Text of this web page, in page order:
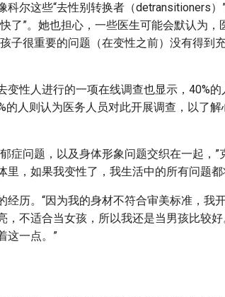
科尔这些“去性别转换者（detransitioners
了”。她也担心，一些医生可能会默认为
子很重要的问题（在变性之前）没有得到
变性人进行的一项在线调查也显示，40%
的人则认为医务人员对此开展调查，以了
症问题，以及身体形象问题交织在一起，
里，如果我变性了，我生活中的所有问题
经历。“因为我的身材不符合审美标准，我
，不适合当女孩，所以我还是当男孩比较
这一点。”